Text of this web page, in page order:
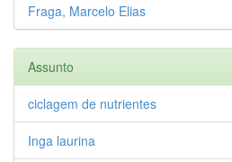
Fraga, Marcelo Elias
Assunto
ciclagem de nutrientes
Inga laurina